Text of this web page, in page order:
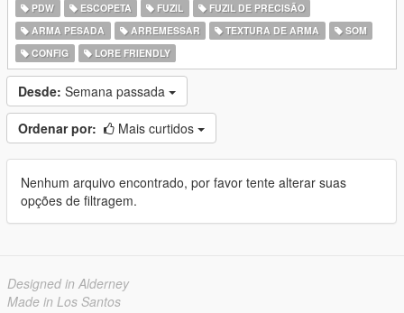
PDW
ESCOPETA FUZIL
FUZIL DE PRECISÃO
ARMA PESADA
ARREMESSAR TEXTURA DE ARMA
SOM
CONFIG
LORE FRIENDLY
Desde: Semana passada
Ordenar por: Mais curtidos
Nenhum arquivo encontrado, por favor tente alterar suas
opções de filtragem.
Designed in Alderney
Made in Los Santos